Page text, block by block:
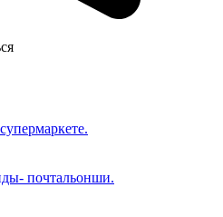
почтальонши.